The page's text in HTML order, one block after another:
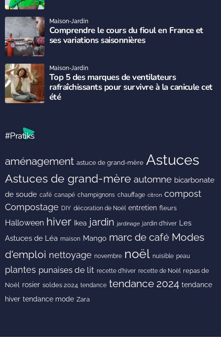
Comprendre le cours du fioul en France et
ses variations saisonnières
Maison-Jardin
Top 5 des marques de ventilateurs
rafraîchissants pour survivre à la canicule cet
été
Maison-Jardin
#Pratiks
aménagement astuce de grand-mère Astuces
Astuces de grand-mère automne bicarbonate
de soude café canapé champignons chauffage citron compost
Compostage DIY décoration de Noël entretien fleurs
Halloween hiver Ikea jardin jardinage jardin d'hiver Les
Astuces de Léa maison Mango marc de café Modes
d'emploi nettoyage novembre noël nuisible peau
plantes punaises de lit recette d'hiver recette de Noël repas de
Noël rosier soldes 2024 tendance tendance 2024 tendance
hiver tendance mode Zara